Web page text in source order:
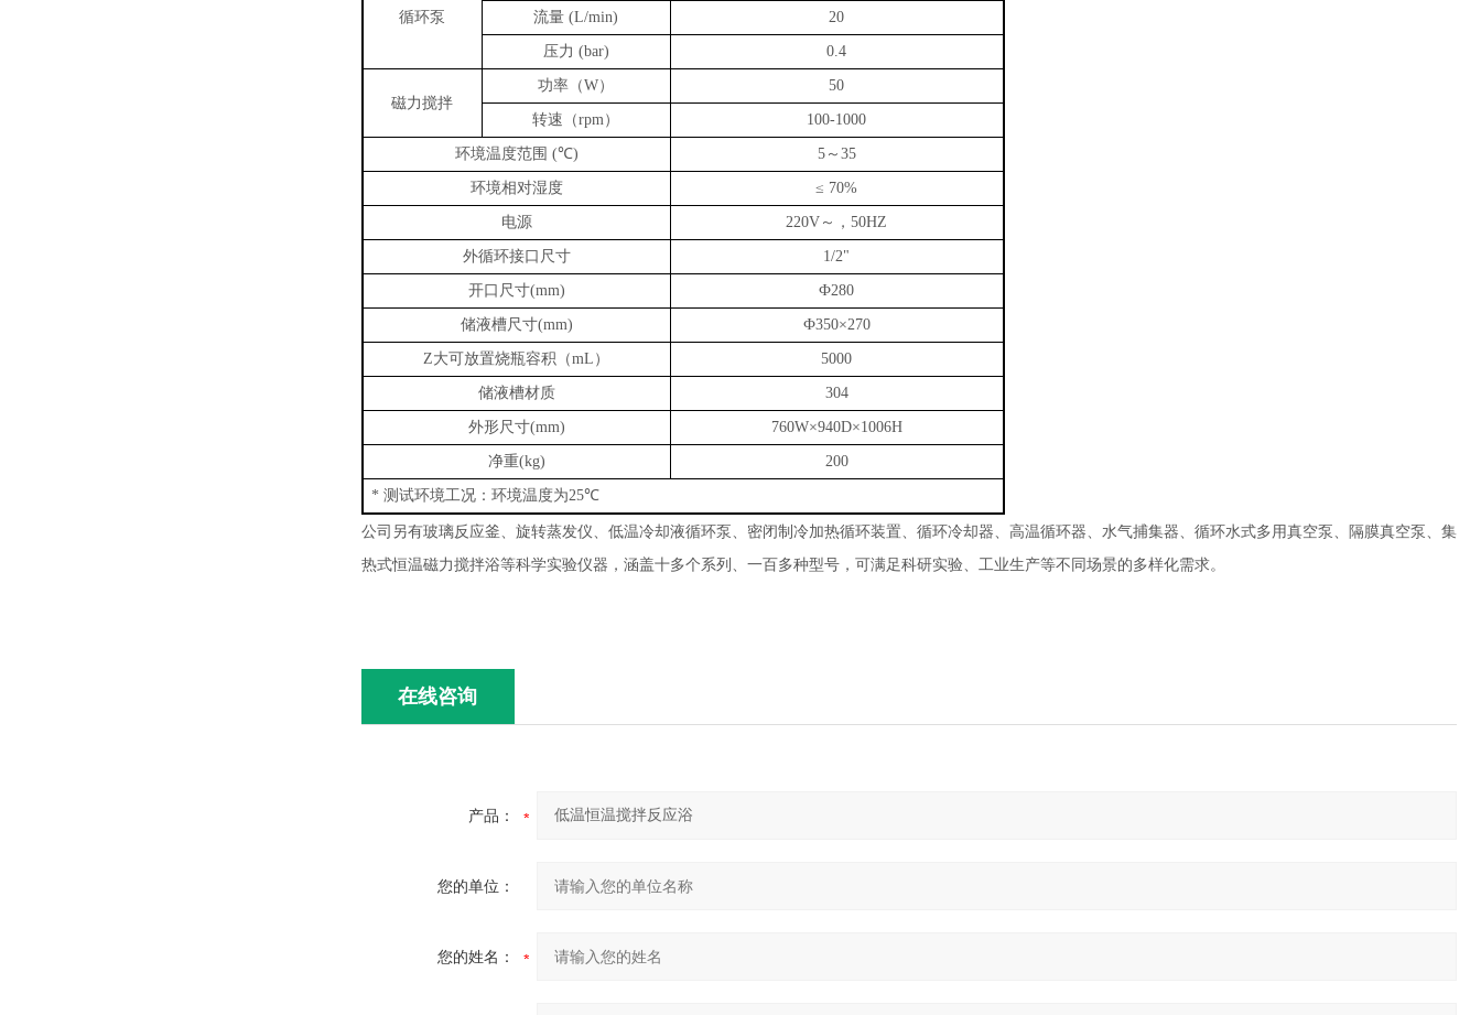
循环泵 流量 (L/min) 20
压力 (bar) 0.4
磁力搅拌
功率（W） 50
转速（rpm） 100-1000
环境温度范围 (℃) 5～ 35
环境相对湿度 ≤ 70%
电源 220V ～， 50HZ
外循环接口尺寸 1/2"
开口尺寸(mm) Ф280
储液槽尺寸(mm) Ф350×270
Z大可放置烧瓶容积（mL ） 5000
储液槽材质 304
外形尺寸(mm) 760W×940D×1006H
净重(kg) 200
* 测试环境工况：环境温度为25℃
公司另有玻璃反应釜、旋转蒸发仪、低温冷却液循环泵、密闭制冷加热循环装置、循环冷却器、高温循环器、水气捕集器、循环水式多用真空泵、隔膜真空泵、集
热式恒温磁力搅拌浴等科学实验仪器， 涵盖十多个系列、一百多种型号，可满足科研实验、工业生产等不同场景的多样化需求。
在线咨询
产品：
您的单位：
您的姓名：